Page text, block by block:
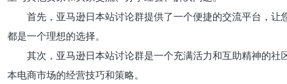
首先，亚马逊日本站讨论群提供了一个便捷的交流平台，
都是一个理想的选择。
其次，亚马逊日本站讨论群是一个充满活力和互助精神的
本电商市场的经营技巧和策略。